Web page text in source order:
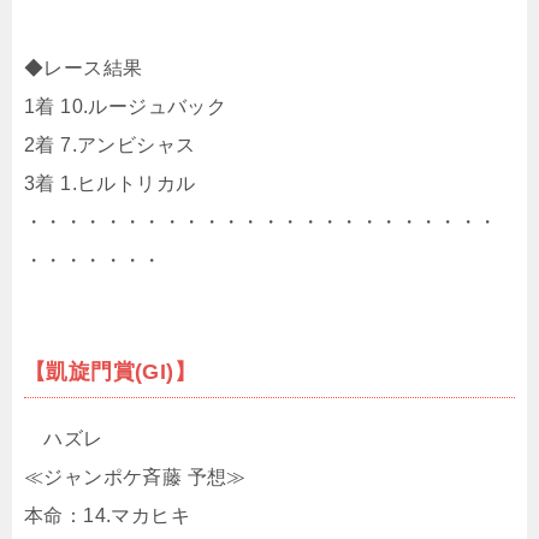
◆レース結果
1着 10.ルージュバック
2着 7.アンビシャス
3着 1.ヒルトリカル
・・・・・・・・・・・・・・・・・・・・・・・・
・・・・・・・
【凱旋門賞(GI)】
ハズレ
≪ジャンポケ斉藤 予想≫
本命：14.マカヒキ